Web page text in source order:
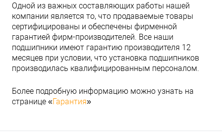
Одной из важных составляющих работы нашей
компании является то, что продаваемые товары
сертифицированы и обеспечены фирменной
гарантией фирм-производителей. Все наши
подшипники имеют гарантию производителя 12
месяцев при условии, что установка подшипников
производилась квалифицированным персоналом.
Более подробную информацию можно узнать на
странице «Гарантия»